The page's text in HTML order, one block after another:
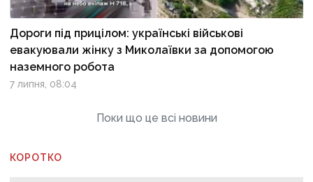
Дороги під прицілом: українські військові
евакуювали жінку з Миколаївки за допомогою
наземного робота
7 липня, 08:04
Поки що це всі новини
КОРОТКО